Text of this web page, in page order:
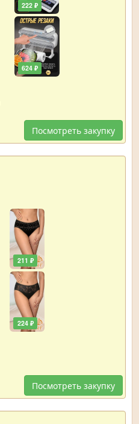
222 ₽
624 ₽
Посмотреть закупку
211 ₽
224 ₽
Посмотреть закупку